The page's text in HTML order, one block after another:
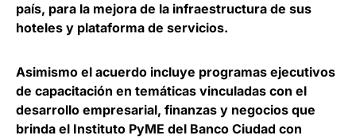
país, para la mejora de la infraestructura de sus
hoteles y plataforma de servicios.
Asimismo el acuerdo incluye programas ejecutivos
de capacitación en temáticas vinculadas con el
desarrollo empresarial, finanzas y negocios que
brinda el Instituto PyME del Banco Ciudad con